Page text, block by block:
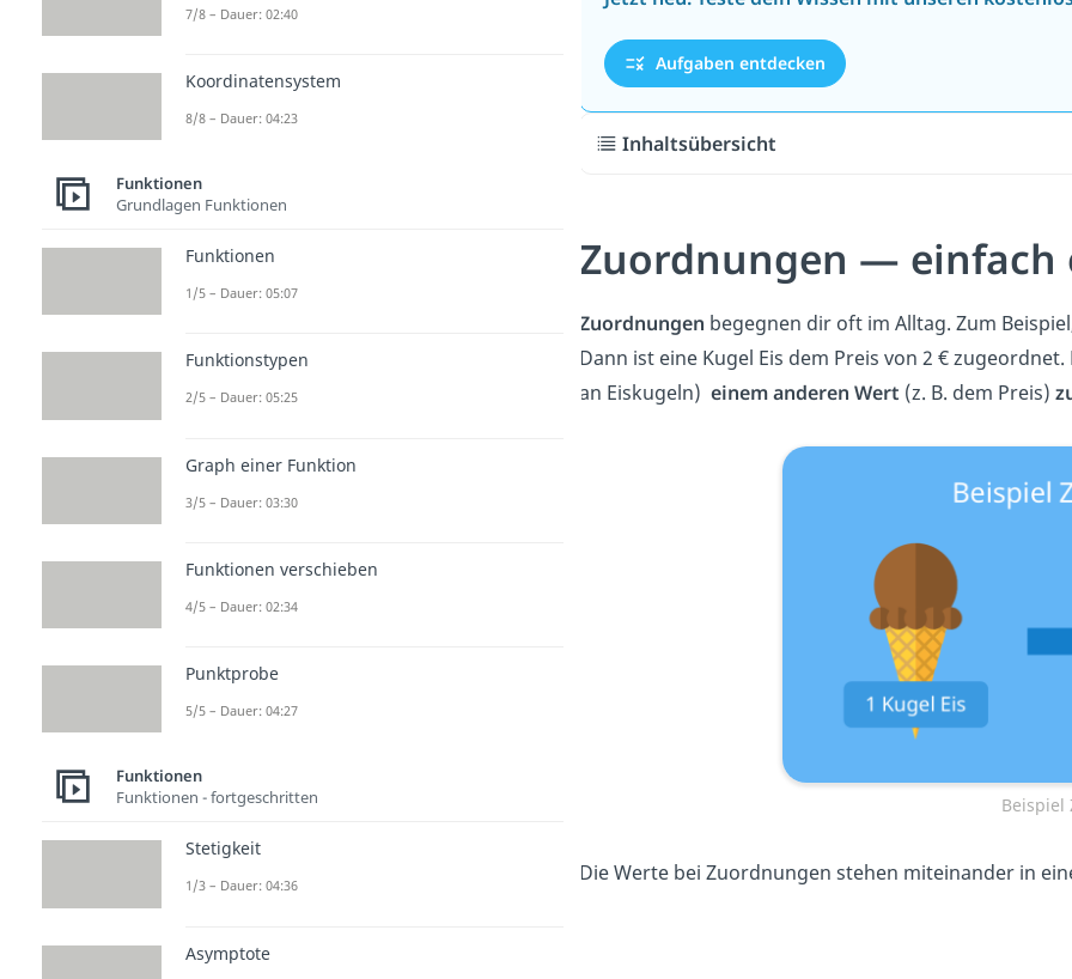
Aufgaben entdecken
Inhaltsübersicht
Zuordnungen —
Zuordnungen begegnen dir oft im Alltag. Zum
Dann ist eine Kugel Eis dem Preis von 2 €
an Eiskugeln) einem anderen Wert (z. B. dem Preis)
Beispiel
Die Werte bei Zuordnungen stehen miteinander in
7/8 – Dauer: 02:40
Koordinatensystem
8/8 – Dauer: 04:23
Funktionen
Grundlagen Funktionen
Funktionen
1/5 – Dauer: 05:07
Funktionstypen
2/5 – Dauer: 05:25
Graph einer Funktion
3/5 – Dauer: 03:30
Funktionen verschieben
4/5 – Dauer: 02:34
Punktprobe
5/5 – Dauer: 04:27
Funktionen
Funktionen - fortgeschritten
Stetigkeit
1/3 – Dauer: 04:36
Asymptote